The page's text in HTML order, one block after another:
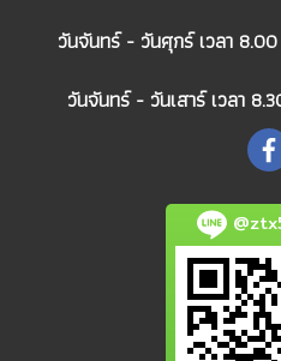
วันจันทร์ - วันศุกร์ เวลา
วันจันทร์ - วันเสาร์ เวลา